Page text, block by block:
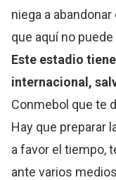
niega a
que aquí no
Este estadio
internacional,
Conmebol que te
Hay que preparar
a favor el tiempo,
ante varios